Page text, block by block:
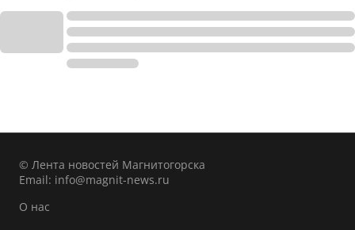
© Лента новостей Магнитогорска
Email: info@magnit-news.ru
О нас